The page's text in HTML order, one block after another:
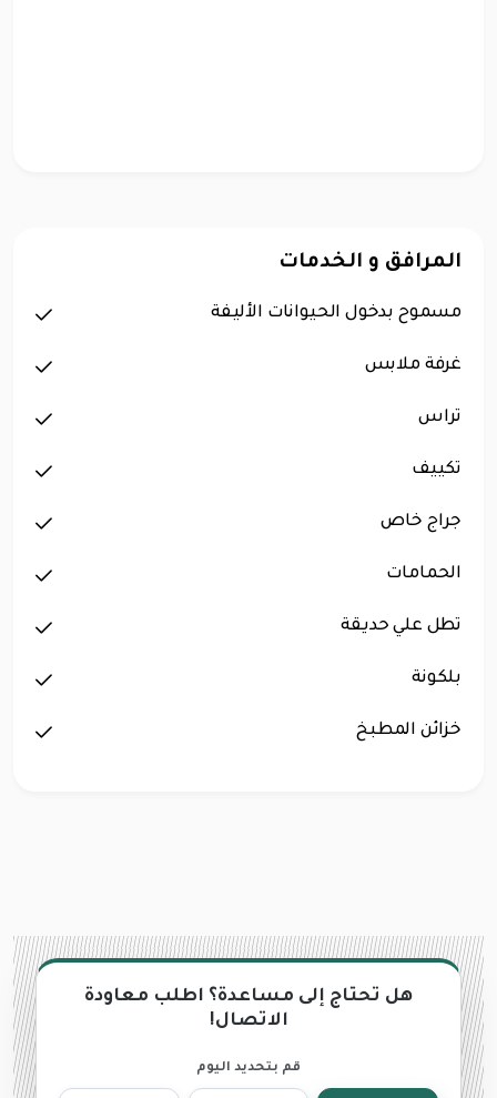
المرافق و الخدمات
مسموح بدخول الحيوانات الأليفة
غرفة ملابس
تراس
تكييف
جراج خاص
الحمامات
تطل علي حديقة
بلكونة
خزائن المطبخ
هل تحتاج إلى مساعدة؟ اطلب معاودة
الاتصال!
قم بتحديد اليوم